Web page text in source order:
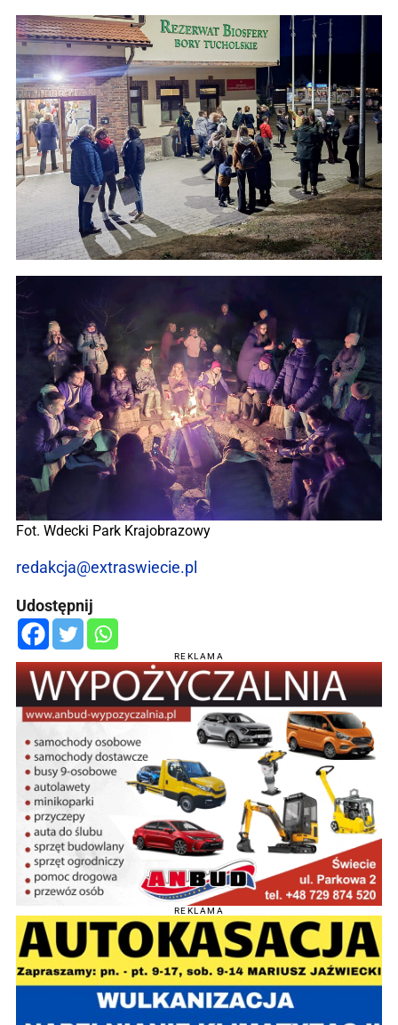
Fot. Wdecki Park Krajobrazowy
redakcja@extraswiecie.pl
Udostępnij
REKLAMA
REKLAMA